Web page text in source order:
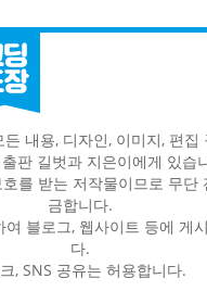
내용, 디자인, 이미지, 편집
판 길벗과 지은이에게 있습
를 받는 저작물이므로 무단
금합니다.
여 블로그, 웹사이트 등에 게
다.
, SNS 공유는 허용합니다.